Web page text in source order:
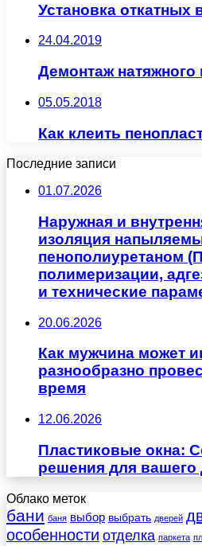
Установка откатных
24.04.2019
Демонтаж натяжного
05.05.2018
Как клеить
Последние записи
01.07.2026
Наружная и
изоляция
пенополиуретаном
полимеризации,
и технические
20.06.2026
Как мужчина может
разнообразно
время
12.06.2026
Пластиковые окна:
решения для вашего
Облако меток
бани баня выбор выбрать дверей
особенности отделка паркета